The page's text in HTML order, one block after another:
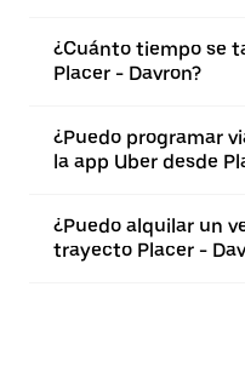
¿Cuánto tiempo se
Placer - Davron?
¿Puedo programar
la app Uber desde
¿Puedo alquilar un
trayecto Placer -